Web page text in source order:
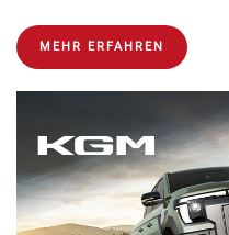
MEHR ERFAHREN